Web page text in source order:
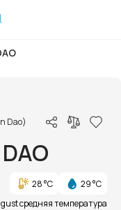
Dao)
28 °C
29 °C
средняя температура